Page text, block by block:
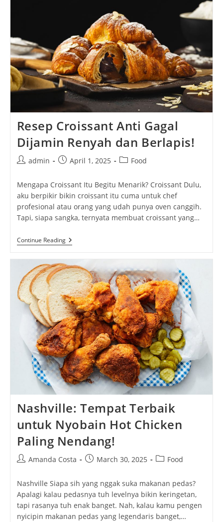
Resep Croissant Anti Gagal
Dijamin Renyah dan Berlapis!
Postadmin
PostApril 1, 2025
PostFood
Mengapa Croissant Itu Begitu Menarik? Croissant Dulu,
aku berpikir bikin croissant itu cuma untuk chef
profesional atau orang yang udah punya oven canggih.
Tapi, siapa sangka, ternyata membuat croissant yang…
Continue ReadingResep
Croissant
Gagal
Dijamin
Renyah
Dan
Berlapis!
Nashville: Tempat Terbaik
untuk Nyobain Hot Chicken
Paling Nendang!
PostAmanda Costa
PostMarch 30, 2025
PostFood
Nashville Siapa sih yang nggak suka makanan pedas?
Apalagi kalau pedasnya tuh levelnya bikin keringetan,
tapi rasanya tuh enak banget. Nah, kalau kamu pengen
nyicipin makanan pedas yang legendaris banget,…